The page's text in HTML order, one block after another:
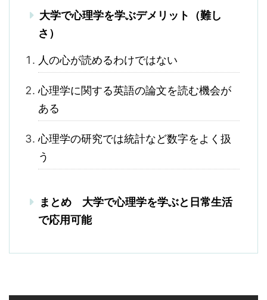
大学で心理学を学ぶデメリット（難し
さ）
人の心が読めるわけではない
心理学に関する英語の論文を読む機会が
ある
心理学の研究では統計など数字をよく扱
う
まとめ 大学で心理学を学ぶと日常生活
で応用可能